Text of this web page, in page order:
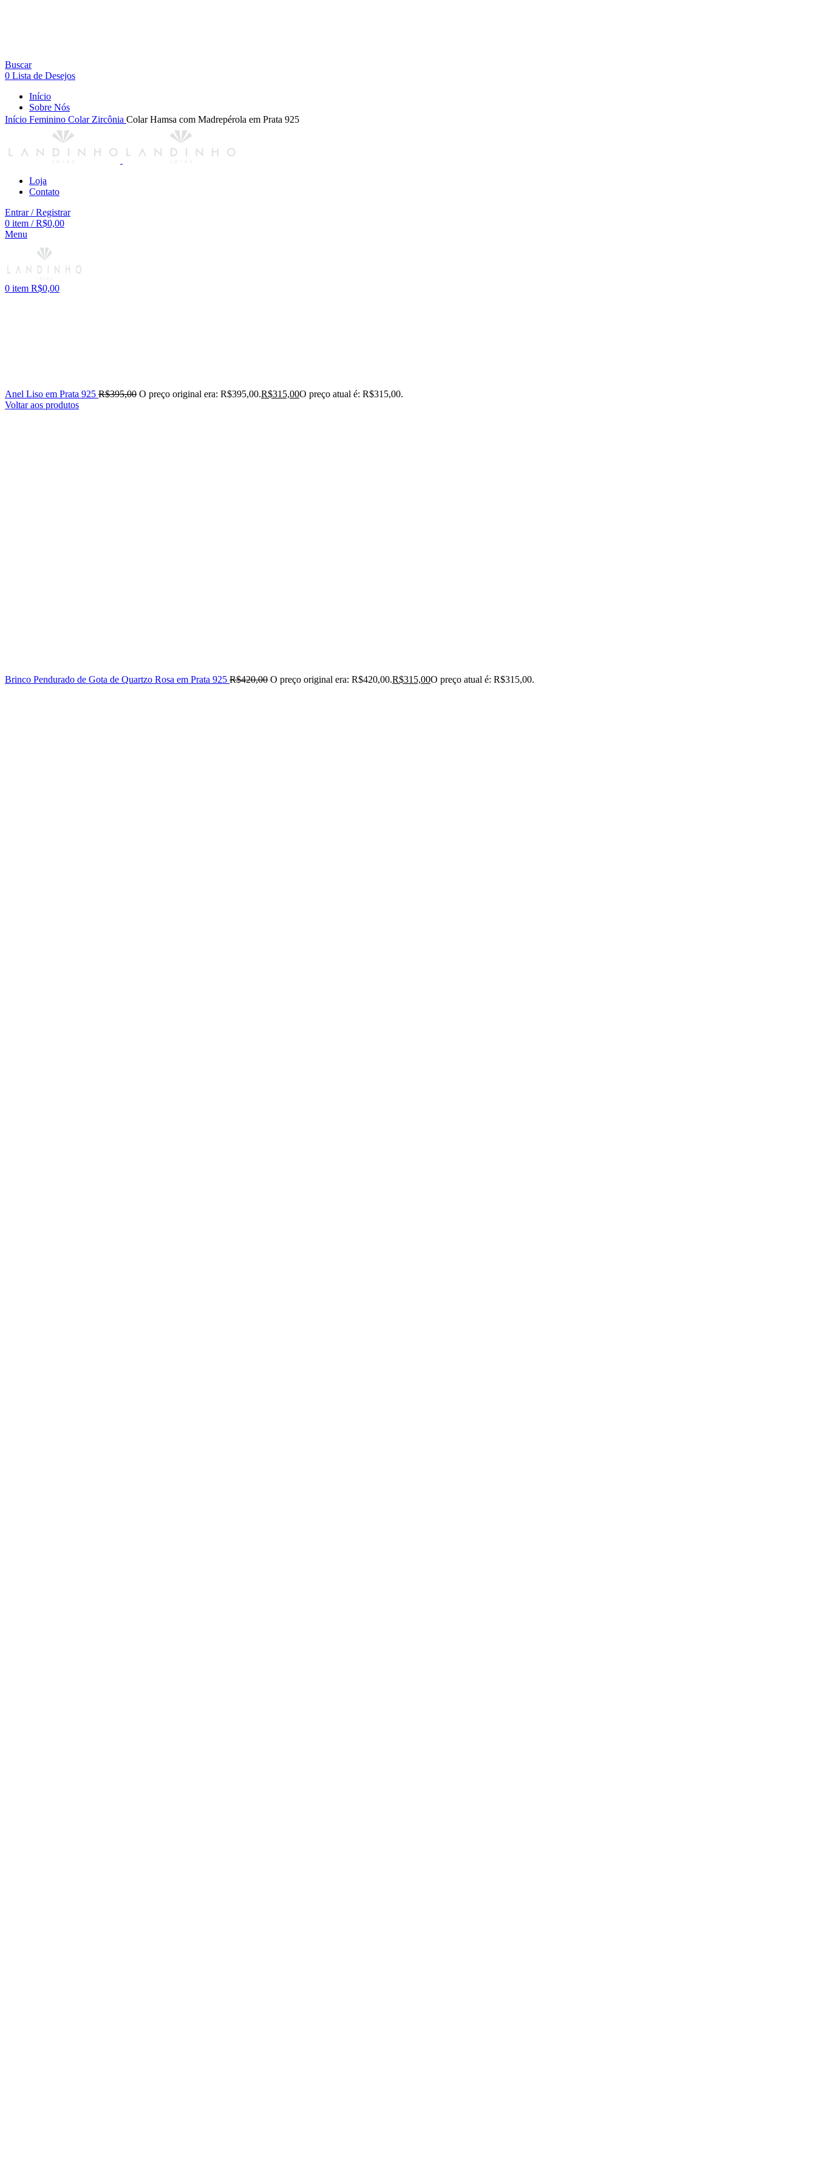
Buscar
0 Lista de Desejos
Início
Sobre Nós
Loja
Contato
Entrar / Registrar
0 item / R$0,00
Menu
0 item R$0,00
Início Feminino Colar Zircônia Colar Hamsa com Madrepérola em Prata 925
Anel Liso em Prata 925 R$395,00 O preço original era: R$395,00.R$315,00O preço atual é: R$315,00.
Voltar aos produtos
Brinco Pendurado de Gota de Quartzo Rosa em Prata 925 R$420,00 O preço original era: R$420,00.R$315,00O preço atual é: R$315,00.